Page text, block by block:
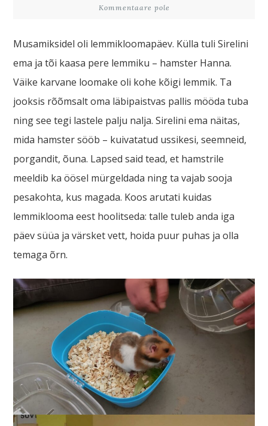
Kommentaare pole
Musamiksidel oli lemmikloomapäev. Külla tuli Sirelini
ema ja tõi kaasa pere lemmiku – hamster Hanna.
Väike karvane loomake oli kohe kõigi lemmik. Ta
jooksis rõõmsalt oma läbipaistvas pallis mööda tuba
ning see tegi lastele palju nalja. Sirelini ema näitas,
mida hamster sööb – kuivatatud ussikesi, seemneid,
porgandit, õuna. Lapsed said tead, et hamstrile
meeldib ka öösel mürgeldada ning ta vajab sooja
pesakohta, kus magada. Koos arutati kuidas
lemmiklooma eest hoolitseda: talle tuleb anda iga
päev süüa ja värsket vett, hoida puur puhas ja olla
temaga õrn.